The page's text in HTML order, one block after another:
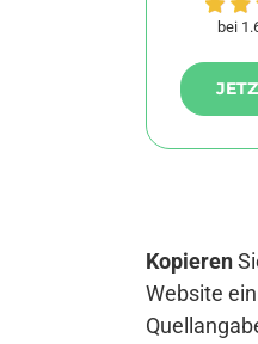
bei
Kopieren
Website